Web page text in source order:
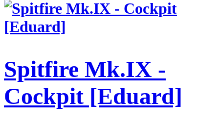
Spitfire Mk.IX -
Cockpit [Eduard]